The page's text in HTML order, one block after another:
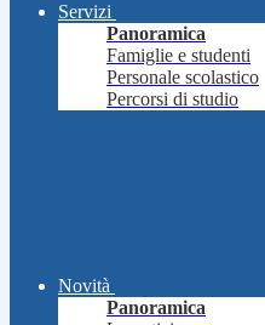
Servizi
Panoramica
Famiglie e studenti
Personale scolastico
Percorsi di studio
Novità
Panoramica